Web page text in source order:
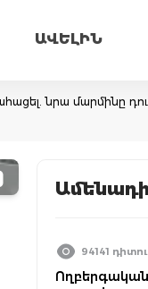
ԱՎԵԼԻՆ
նրա մարմինը
94141